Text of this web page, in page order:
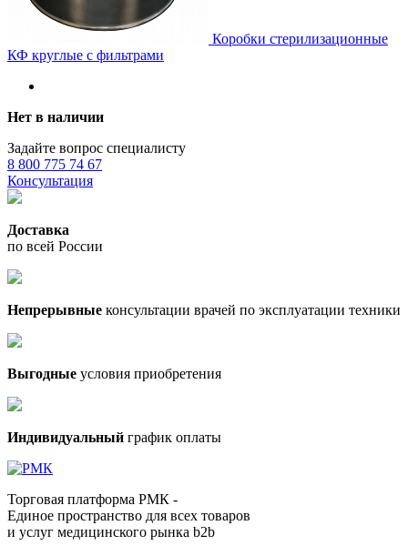
Коробки стерилизационные
КФ круглые с фильтрами
Нет в наличии
Задайте вопрос специалисту
8 800 775 74 67
Консультация
Доставка
по всей России
Непрерывные консультации врачей по эксплуатации техники
Выгодные условия приобретения
Индивидуальный график оплаты
Торговая платформа РМК -
Единое пространство для всех товаров
и услуг медицинского рынка b2b